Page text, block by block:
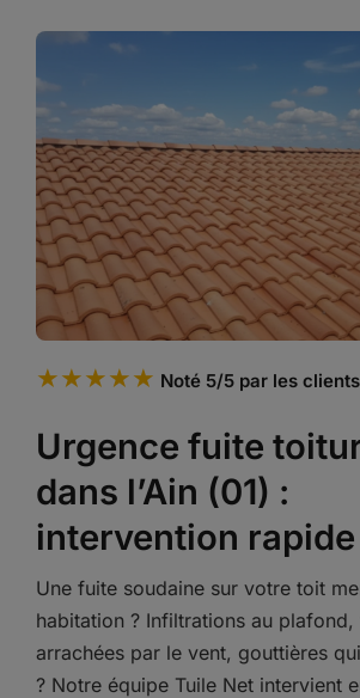
★★★★★ Noté 5/5 par les clients
Urgence fuite
dans l’Ain (01) :
intervention
Une fuite soudaine sur votre toit
habitation ? Infiltrations au plafond,
arrachées par le vent, gouttières
? Notre équipe Tuile Net intervient